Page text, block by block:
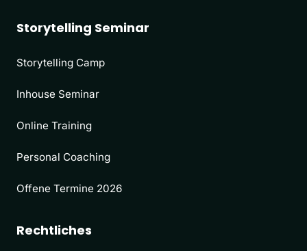
Storytelling Seminar
Storytelling Camp
Inhouse Seminar
Online Training
Personal Coaching
Offene Termine 2026
Rechtliches